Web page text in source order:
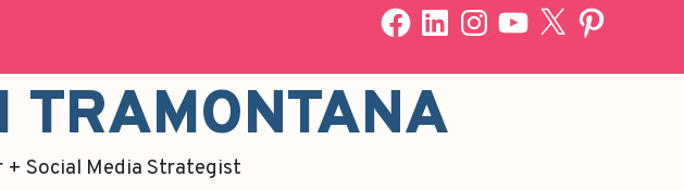
TRAMONTANA
+ Social Media Strategist